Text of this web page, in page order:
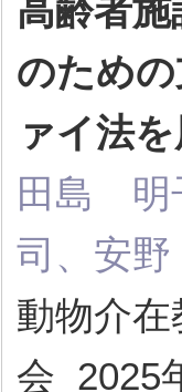
高齢者
のため
ァイ法
田島 明
司、安
動物介
会 2025